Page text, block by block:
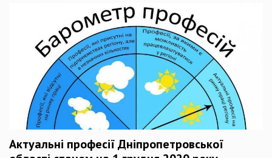
Актуальні професії Дніпропетровської